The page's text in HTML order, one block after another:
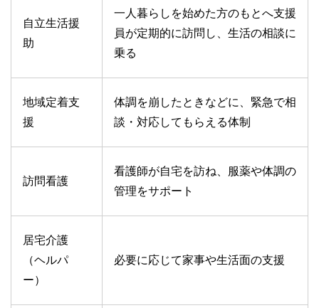
自立生活援
助
一人暮らしを始めた方のもとへ支援
員が定期的に訪問し、生活の相談に
乗る
地域定着支
援
体調を崩したときなどに、緊急で相
談・対応してもらえる体制
訪問看護
看護師が自宅を訪ね、服薬や体調の
管理をサポート
居宅介護
（ヘルパ
ー）
必要に応じて家事や生活面の支援